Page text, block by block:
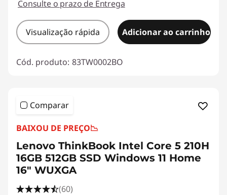
Consulte o prazo de Entrega
Visualização rápida Adicionar ao carrinho
Cód. produto: 83TW0002BO
Comparar
BAIXOU DE PREÇO📉
Lenovo ThinkBook Intel Core 5 210H
16GB 512GB SSD Windows 11 Home
16" WUXGA
(60)